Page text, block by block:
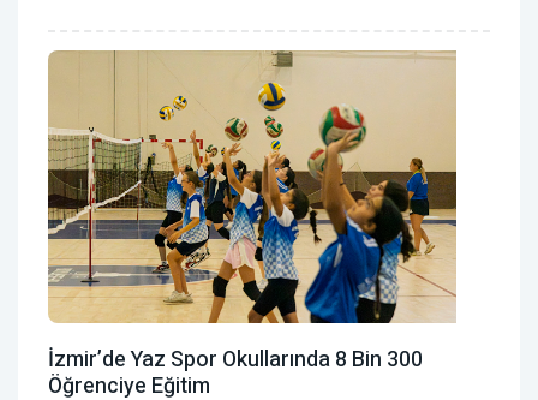
İzmir’de Yaz Spor Okullarında 8 Bin 300
Öğrenciye Eğitim